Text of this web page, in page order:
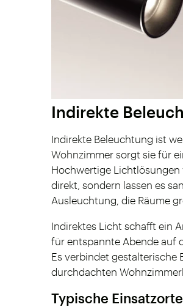
Indirekte
Indirekte Beleuchtung ist
Wohnzimmer sorgt sie für
Hochwertige Lichtlösungen
direkt, sondern lassen es
Ausleuchtung, die Räume
Indirektes Licht schafft ein
für entspannte Abende auf
Es verbindet gestalterische
durchdachten
Typische